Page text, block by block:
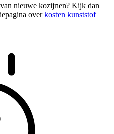
nieuwe kozijnen? Kijk dan
overkosten kunststof